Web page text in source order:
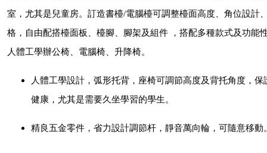
室，尤其是兒童房。訂造書檯/電腦檯可調整檯面高度、角位設計
格，自由配搭檯面板、檯腳、腳架及組件 ，搭配多種款式及功能
人體工學辦公椅、電腦椅、升降椅。
人體工學設計，弧形托背，座椅可調節高度及背托角度，保
健康，尤其是需要久坐學習的學生。
精良五金零件，省力設計調節杆，靜音萬向輪，可隨意移動